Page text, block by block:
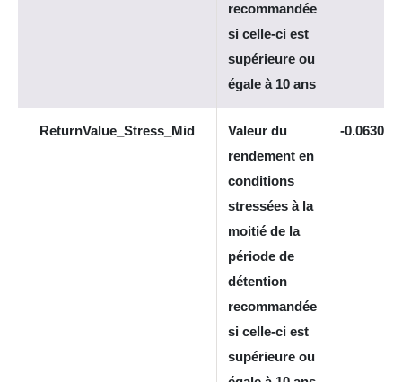
recommandée
si celle-ci est
supérieure ou
égale à 10 ans
ReturnValue_Stress_Mid
Valeur du
rendement en
conditions
stressées à la
moitié de la
période de
détention
recommandée
si celle-ci est
supérieure ou
-